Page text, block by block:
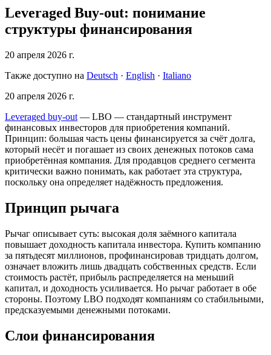
Leveraged Buy-out: понимание
структуры финансирования
20 апреля 2026 г.
Также доступно на Deutsch · English · Italiano
20 апреля 2026 г.
Leveraged buy-out — LBO — стандартный инструмент
финансовых инвесторов для приобретения компаний.
Принцип: большая часть цены финансируется за счёт долга,
который несёт и погашает из своих денежных потоков сама
приобретённая компания. Для продавцов среднего сегмента
критически важно понимать, как работает эта структура,
поскольку она определяет надёжность предложения.
Принцип рычага
Рычаг описывает суть: высокая доля заёмного капитала
повышает доходность капитала инвестора. Купить компанию
за пятьдесят миллионов, профинансировав тридцать долгом,
означает вложить лишь двадцать собственных средств. Если
стоимость растёт, прибыль распределяется на меньший
капитал, и доходность усиливается. Но рычаг работает в обе
стороны. Поэтому LBO подходят компаниям со стабильными,
предсказуемыми денежными потоками.
Слои финансирования